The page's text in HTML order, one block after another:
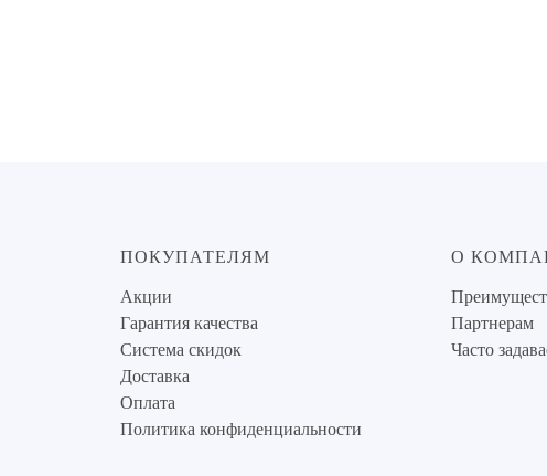
ПОКУПАТЕЛЯМ
Акции
Гарантия качества
Система скидок
Доставка
Оплата
Политика конфиденциальности
О
Партнерам
Часто